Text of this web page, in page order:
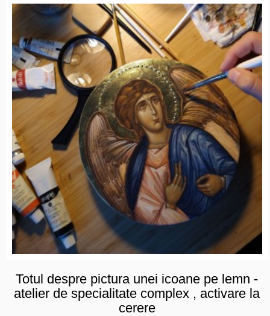
Totul despre pictura unei icoane pe lemn -
atelier de specialitate complex , activare la
cerere